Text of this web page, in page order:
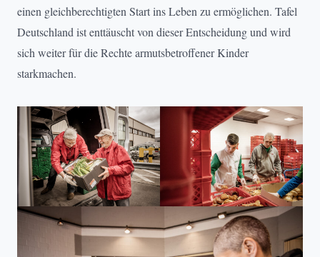
einen gleichberechtigten Start ins Leben zu ermöglichen. Tafel
Deutschland ist enttäuscht von dieser Entscheidung und wird
sich weiter für die Rechte armutsbetroffener Kinder
starkmachen.